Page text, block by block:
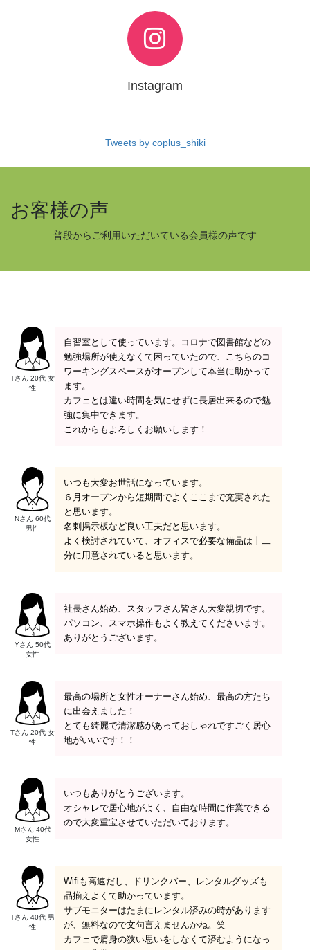
Instagram
Tweets by coplus_shiki
お客様の声
普段からご利用いただいている会員様の声です
Tさん 20代 女
性
自習室として使っています。コロナで図書館などの
勉強場所が使えなくて困っていたので、こちらのコ
ワーキングスペースがオープンして本当に助かって
ます。
カフェとは違い時間を気にせずに長居出来るので勉
強に集中できます。
これからもよろしくお願いします！
Nさん 60代
男性
いつも大変お世話になっています。
６月オープンから短期間でよくここまで充実された
と思います。
名刺掲示板など良い工夫だと思います。
よく検討されていて、オフィスで必要な備品は十二
分に用意されていると思います。
Yさん 50代
女性
社長さん始め、スタッフさん皆さん大変親切です。
パソコン、スマホ操作もよく教えてくださいます。
ありがとうございます。
Tさん 20代 女
性
最高の場所と女性オーナーさん始め、最高の方たち
に出会えました！
とても綺麗で清潔感があっておしゃれですごく居心
地がいいです！！
Mさん 40代
女性
いつもありがとうございます。
オシャレで居心地がよく、自由な時間に作業できる
ので大変重宝させていただいております。
Tさん 40代 男
性
Wifiも高速だし、ドリンクバー、レンタルグッズも
品揃えよくて助かっています。
サブモニターはたまにレンタル済みの時があります
が、無料なので文句言えませんかね。笑
カフェで肩身の狭い思いをしなくて済むようになっ